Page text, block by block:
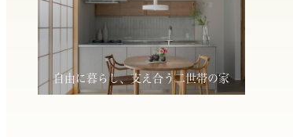
自由に暮らし、支え合う二世帯の家